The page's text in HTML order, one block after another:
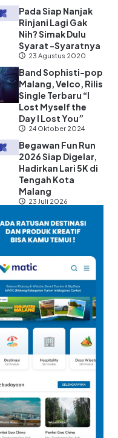
Pada Siap Nanjak
Rinjani Lagi Gak
Nih? Simak Dulu
Syarat -Syaratnya
23 Agustus 2020
Band Sophisti-pop
Malang, Velco, Rilis
Single Terbaru “I
Lost Myself the
Day I Lost You”
24 Oktober 2024
Begawan Fun Run
2026 Siap Digelar,
Hadirkan Lari 5K di
Tengah Kota
Malang
23 Juli 2026